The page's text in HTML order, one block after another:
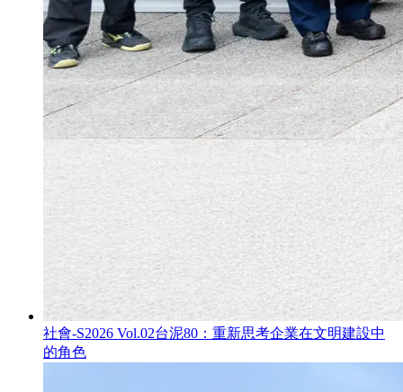
社會-S2026 Vol.02台泥80：重新思考企業在文明建設中
的角色